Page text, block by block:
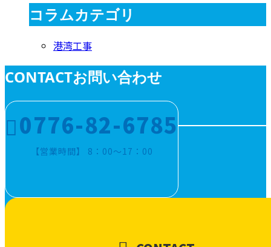
コラムカテゴリ
港湾工事
CONTACTお問い合わせ
0776-82-6785
【営業時間】 8：00～17：00